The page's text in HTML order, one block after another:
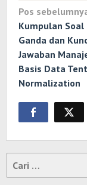
Navigasi
pos
Pos
Kumpulan Soal
Ganda dan
Jawaban
Basis Data
Normalization
Cari
untuk: